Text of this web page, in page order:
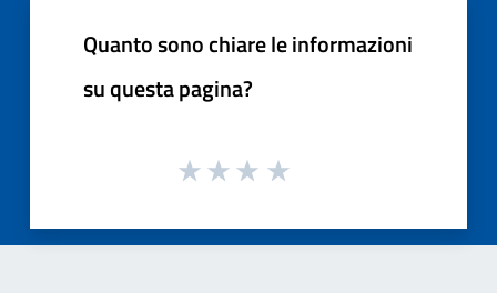
Quanto sono chiare le informazioni
su questa pagina?